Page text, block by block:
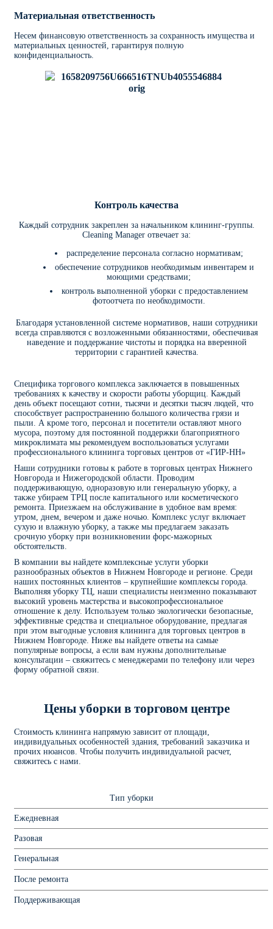
Материальная ответственность
Несем финансовую ответственность за сохранность имущества и
материальных ценностей, гарантируя полную
конфиденциальность.
Контроль качества
Каждый сотрудник закреплен за начальником клининг-группы.
Cleaning Manager отвечает за:
распределение персонала согласно нормативам;
обеспечение сотрудников необходимым инвентарем и
моющими средствами;
контроль выполненной уборки с предоставлением
фотоотчета по необходимости.
Благодаря установленной системе нормативов, наши сотрудники
всегда справляются с возложенными обязанностями, обеспечивая
наведение и поддержание чистоты и порядка на вверенной
территории с гарантией качества.
Специфика торгового комплекса заключается в повышенных
требованиях к качеству и скорости работы уборщиц. Каждый
день объект посещают сотни, тысячи и десятки тысяч людей, что
способствует распространению большого количества грязи и
пыли. А кроме того, персонал и посетители оставляют много
мусора, поэтому для постоянной поддержки благоприятного
микроклимата мы рекомендуем воспользоваться услугами
профессионального клининга торговых центров от «ГИР-НН»
Наши сотрудники готовы к работе в торговых центрах Нижнего
Новгорода и Нижегородской области. Проводим
поддерживающую, одноразовую или генеральную уборку, а
также убираем ТРЦ после капитального или косметического
ремонта. Приезжаем на обслуживание в удобное вам время:
утром, днем, вечером и даже ночью. Комплекс услуг включает
сухую и влажную уборку, а также мы предлагаем заказать
срочную уборку при возникновении форс-мажорных
обстоятельств.
В компании вы найдете комплексные услуги уборки
разнообразных объектов в Нижнем Новгороде и регионе. Среди
наших постоянных клиентов – крупнейшие комплексы города.
Выполняя уборку ТЦ, наши специалисты неизменно показывают
высокий уровень мастерства и высокопрофессиональное
отношение к делу. Используем только экологически безопасные,
эффективные средства и специальное оборудование, предлагая
при этом выгодные условия клининга для торговых центров в
Нижнем Новгороде. Ниже вы найдете ответы на самые
популярные вопросы, а если вам нужны дополнительные
консультации – свяжитесь с менеджерами по телефону или через
форму обратной связи.
Цены уборки в торговом центре
Стоимость клининга напрямую зависит от площади,
индивидуальных особенностей здания, требований заказчика и
прочих нюансов. Чтобы получить индивидуальной расчет,
свяжитесь с нами.
Тип уборки
Ежедневная
Разовая
Генеральная
После ремонта
Поддерживающая